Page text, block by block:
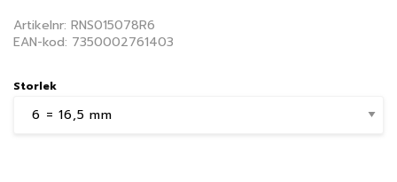
Artikelnr: RNS015078R6
EAN-kod: 7350002761403
Storlek